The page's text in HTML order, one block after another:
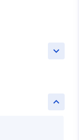
keyboard_arrow_down
keyboard_arrow_up